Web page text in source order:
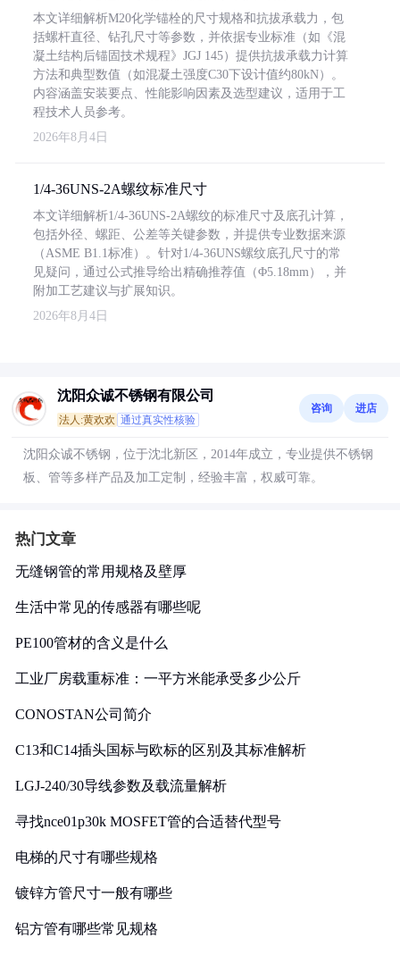
本文详细解析M20化学锚栓的尺寸规格和抗拔承载力，包
括螺杆直径、钻孔尺寸等参数，并依据专业标准（如《混
凝土结构后锚固技术规程》JGJ 145）提供抗拔承载力计算
方法和典型数值（如混凝土强度C30下设计值约80kN）。
内容涵盖安装要点、性能影响因素及选型建议，适用于工
程技术人员参考。
2026年8月4日
1/4-36UNS-2A螺纹标准尺寸
本文详细解析1/4-36UNS-2A螺纹的标准尺寸及底孔计算，
包括外径、螺距、公差等关键参数，并提供专业数据来源
（ASME B1.1标准）。针对1/4-36UNS螺纹底孔尺寸的常
见疑问，通过公式推导给出精确推荐值（Φ5.18mm），并
附加工艺建议与扩展知识。
2026年8月4日
沈阳众诚不锈钢有限公司
法人:黄欢欢 通过真实性核验
咨询 进店
沈阳众诚不锈钢，位于沈北新区，2014年成立，专业提供不锈钢
板、管等多样产品及加工定制，经验丰富，权威可靠。
热门文章
无缝钢管的常用规格及壁厚
生活中常见的传感器有哪些呢
PE100管材的含义是什么
工业厂房载重标准：一平方米能承受多少公斤
CONOSTAN公司简介
C13和C14插头国标与欧标的区别及其标准解析
LGJ-240/30导线参数及载流量解析
寻找nce01p30k MOSFET管的合适替代型号
电梯的尺寸有哪些规格
镀锌方管尺寸一般有哪些
铝方管有哪些常见规格